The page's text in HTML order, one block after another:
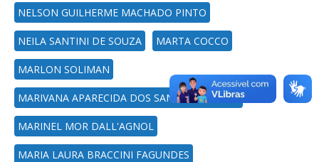
NELSON GUILHERME MACHADO PINTO
NEILA SANTINI DE SOUZA MARTA COCCO
MARLON SOLIMAN
MARIVANA APARECIDA DOS SANTOS NESSLER
MARINEL MOR DALL'AGNOL
MARIA LAURA BRACCINI FAGUNDES